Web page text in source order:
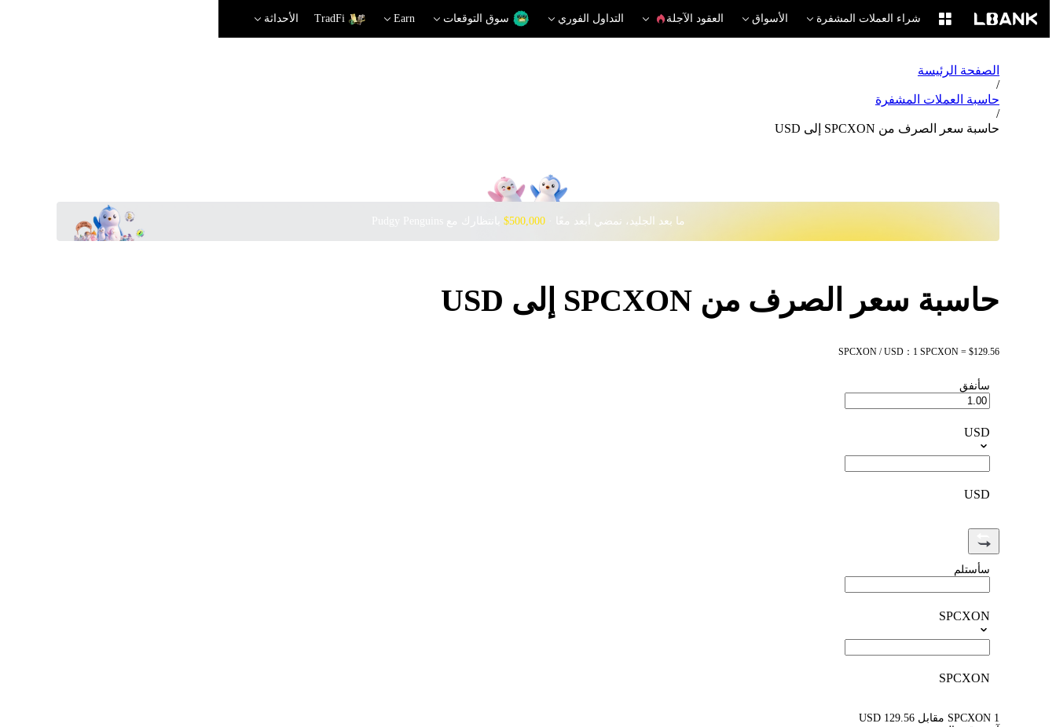
شراء العملات المشفرة الأسواق العقود الآجلة التداول الفوري سوق التوقعات Earn
TradFi الأحداثة
الصفحة الرئيسة
/
حاسبة العملات المشفرة
/
حاسبة سعر الصرف من SPCXON إلى USD
ما بعد الجليد، نمضي أبعد معًا · ‎$500,000 بانتظارك مع Pudgy Penguins
حاسبة سعر الصرف من SPCXON إلى USD
SPCXON / USD：1 SPCXON = $129.56
سأنفق
USD
USD
سأستلم
SPCXON
SPCXON
1 SPCXON مقابل 129.56 USD